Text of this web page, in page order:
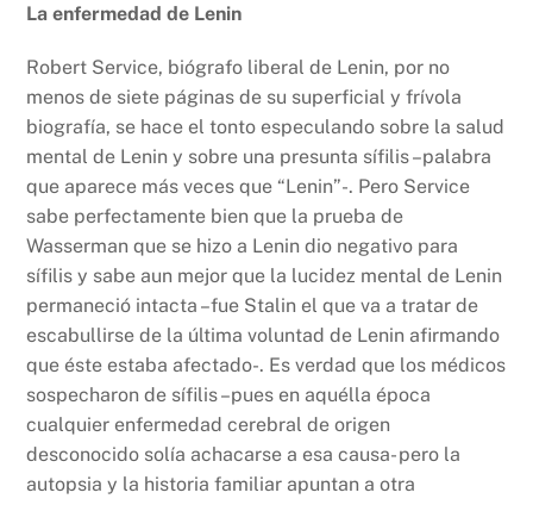
La enfermedad de Lenin
Robert Service, biógrafo liberal de Lenin, por no
menos de siete páginas de su superficial y frívola
biografía, se hace el tonto especulando sobre la salud
mental de Lenin y sobre una presunta sífilis –palabra
que aparece más veces que “Lenin”-. Pero Service
sabe perfectamente bien que la prueba de
Wasserman que se hizo a Lenin dio negativo para
sífilis y sabe aun mejor que la lucidez mental de Lenin
permaneció intacta –fue Stalin el que va a tratar de
escabullirse de la última voluntad de Lenin afirmando
que éste estaba afectado-. Es verdad que los médicos
sospecharon de sífilis –pues en aquélla época
cualquier enfermedad cerebral de origen
desconocido solía achacarse a esa causa- pero la
autopsia y la historia familiar apuntan a otra